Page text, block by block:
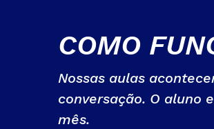
COMO
Nossas aulas
conversação. O aluno
mês.